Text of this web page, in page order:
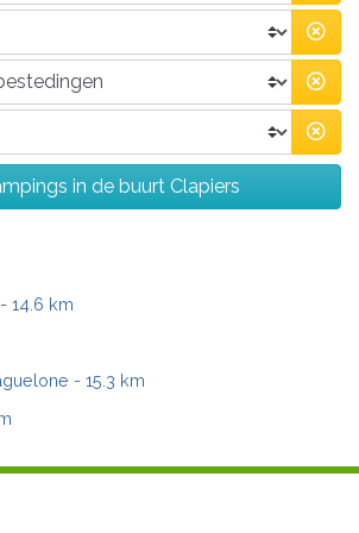
in de buurt Clapiers
- 14.6 km
- 15.3 km